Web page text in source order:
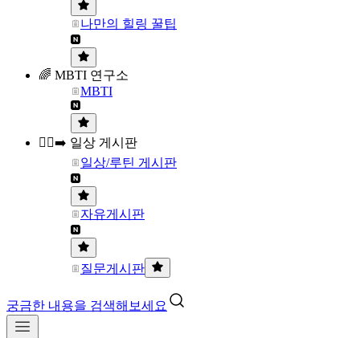
나만의 힐링 꿀팁
🌈 MBTI 연구소
MBTI
🏃‍♀️‍➡️ 일상 게시판
일상/루틴 게시판
자유게시판
질문게시판
궁금한 내용을 검색해보세요